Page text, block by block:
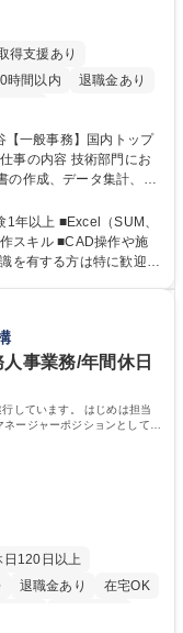
得支援あり
時間以内
退職金あり
の作成、データ集計、C
を通じて現場の技術者
ど案件に関する書面の
よび管理■CAD操作によ
たない方でも安心して
年以上 ■Excel（SUM、
スキル ■CAD操作や施
中心です。一から関数
種運転免許普通自動車
事業務/年間休日
しています。 はじめは担当
ージャーポジションとして活
日120日以上
退職金あり
在宅OK